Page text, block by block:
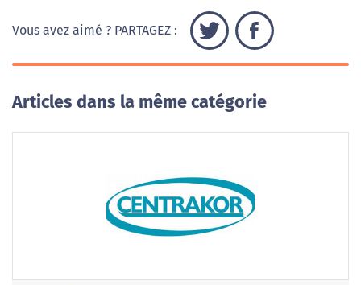
Vous avez aimé ? PARTAGEZ :
Articles dans la même catégorie